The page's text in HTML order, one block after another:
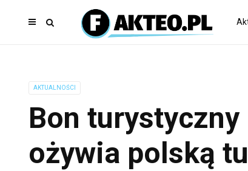
AKTUALNOŚCI
Bon
ożywia polską